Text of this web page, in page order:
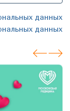
данных
данных